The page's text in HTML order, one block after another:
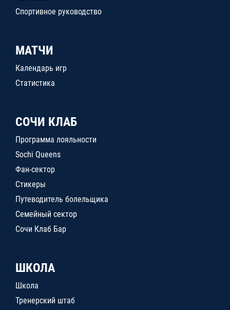
Спортивное руководство
МАТЧИ
Календарь игр
Статистика
СОЧИ КЛАБ
Программа лояльности
Sochi Queens
Фан-сектор
Стикеры
Путеводитель болельщика
Семейный сектор
Сочи Клаб Бар
ШКОЛА
Школа
Тренерский штаб